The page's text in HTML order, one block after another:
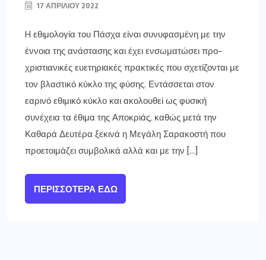
17 ΑΠΡΙΛΊΟΥ 2022
H εθιμολογία του Πάσχα είναι συνυφασμένη με την
έννοια της ανάστασης και έχει ενσωματώσει προ-
χριστιανικές ευετηριακές πρακτικές που σχετίζονται με
τον βλαστικό κύκλο της φύσης. Εντάσσεται στον
εαρινό εθιμικό κύκλο και ακολουθεί ως φυσική
συνέχεια τα έθιμα της Αποκριάς, καθώς μετά την
Καθαρά Δευτέρα ξεκινά η Μεγάλη Σαρακοστή που
προετοιμάζει συμβολικά αλλά και με την […]
ΠΕΡΙΣΣΌΤΕΡΑ ΕΔΏ